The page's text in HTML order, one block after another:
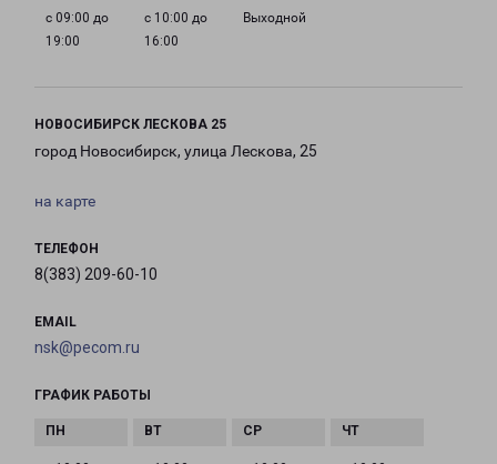
с 09:00 до
19:00
с 10:00 до
16:00
Выходной
НОВОСИБИРСК ЛЕСКОВА 25
город Новосибирск, улица Лескова, 25
на карте
ТЕЛЕФОН
8(383) 209-60-10
EMAIL
nsk@pecom.ru
ГРАФИК РАБОТЫ